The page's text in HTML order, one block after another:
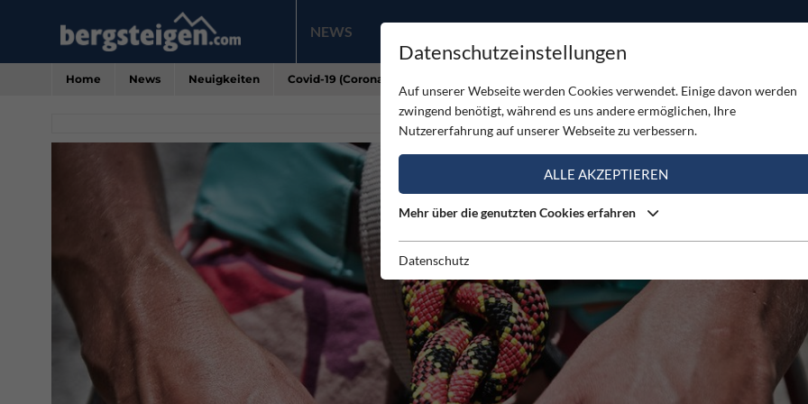
NEWS PRODUKTE
Home News Neuigkeiten Covid-19 (Corona Virus): Seil-Desinfektion
Datenschutzeinstellungen
Auf unserer Webseite werden Cookies verwendet. Einige davon werden
zwingend benötigt, während es uns andere ermöglichen, Ihre
Nutzererfahrung auf unserer Webseite zu verbessern.
ALLE AKZEPTIEREN
Mehr über die genutzten Cookies erfahren
Datenschutz